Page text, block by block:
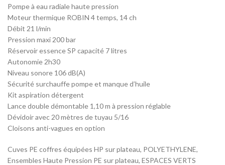
Pompe à eau radiale haute pression
Moteur thermique ROBIN 4 temps, 14 ch
Débit 21 l/min
Pression maxi 200 bar
Réservoir essence SP capacité 7 litres
Autonomie 2h30
Niveau sonore 106 dB(A)
Sécurité surchauffe pompe et manque d’huile
Kit aspiration détergent
Lance double démontable 1,10 m à pression réglable
Dévidoir avec 20 mètres de tuyau 5/16
Cloisons anti-vagues en option
Cuves PE coffres équipées HP sur plateau, POLYETHYLENE,
Ensembles Haute Pression PE sur plateau, ESPACES VERTS